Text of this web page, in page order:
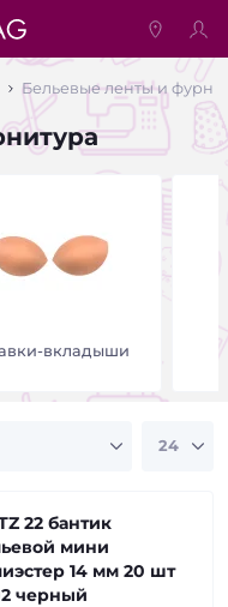
Бельевые ленты и
вкладыши
22 бантик
мини
14 мм 20 шт
черный